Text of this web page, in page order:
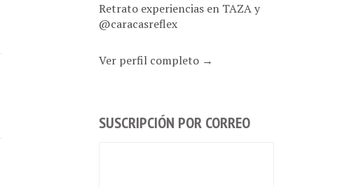
Retrato experiencias en TAZA y
@caracasreflex
Ver perfil completo →
SUSCRIPCIÓN POR CORREO